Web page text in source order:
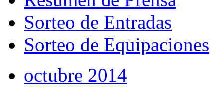
Sorteo de Entradas
Sorteo de Equipaciones
octubre 2014